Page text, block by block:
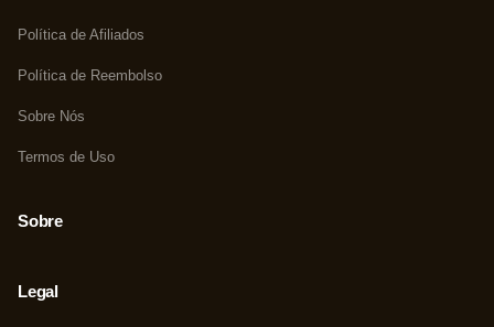
Política de Afiliados
Política de Reembolso
Sobre Nós
Termos de Uso
Sobre
Legal